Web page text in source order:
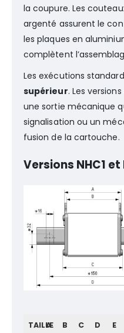
la coupure. Les
argenté assurent le
les plaques en
complètent
Les exécutions
supérieur. Les
une sortie mécanique
signalisation ou un
fusion de la cartouche.
Versions NHC1 et
TAILLE
A B C D E